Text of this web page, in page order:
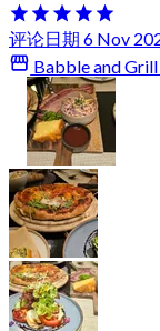
评论日期 6 Nov
Babble and